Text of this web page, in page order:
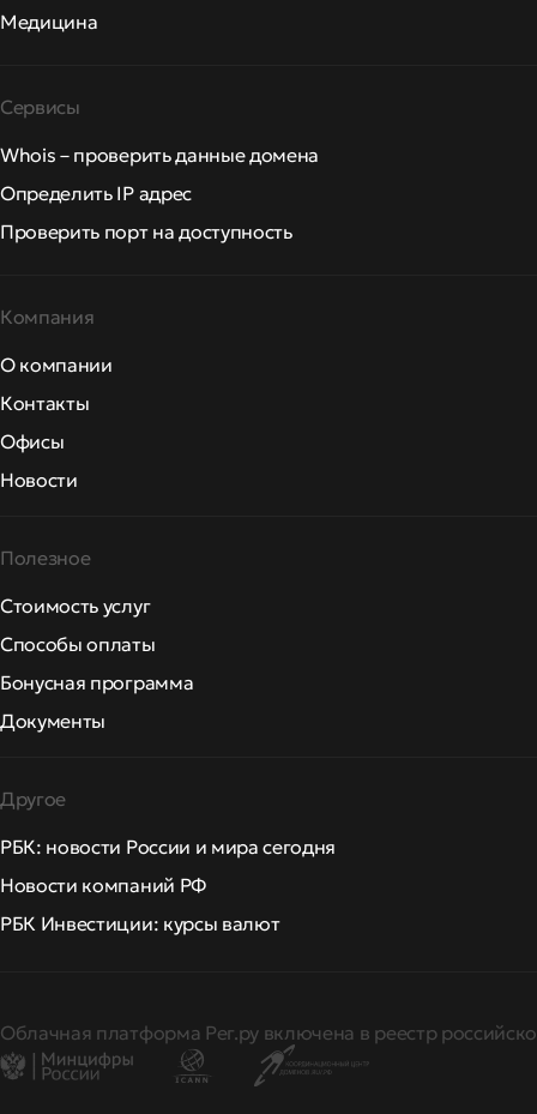
Медицина
Сервисы
Whois – проверить данные домена
Определить IP адрес
Проверить порт на доступность
Компания
О компании
Контакты
Офисы
Новости
Полезное
Стоимость услуг
Способы оплаты
Бонусная программа
Документы
Другое
РБК: новости России и мира сегодня
Новости компаний РФ
РБК Инвестиции: курсы валют
Облачная платформа Рег.ру включена в реестр